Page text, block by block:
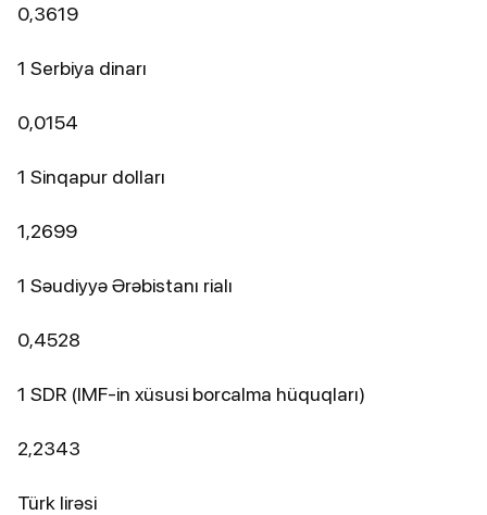
0,3619
1 Serbiya dinarı
0,0154
1 Sinqapur dolları
1,2699
1 Səudiyyə Ərəbistanı rialı
0,4528
1 SDR (IMF-in xüsusi borcalma hüquqları)
2,2343
Türk lirəsi